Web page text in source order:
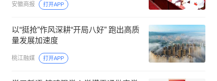
安徽商报 打开APP
以“挺抢”作风深耕“开局八好” 跑出高质
量发展加速度
桃江融媒 打开APP